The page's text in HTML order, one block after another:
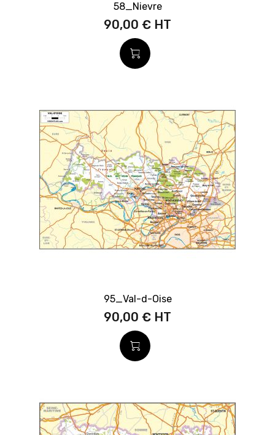
58_Nievre
90,00 €
95_Val-d-Oise
90,00 €